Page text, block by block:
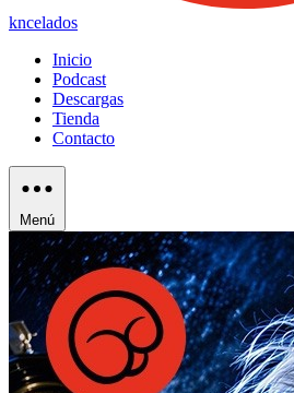
kncelados
Inicio
Podcast
Descargas
Tienda
Contacto
Menú